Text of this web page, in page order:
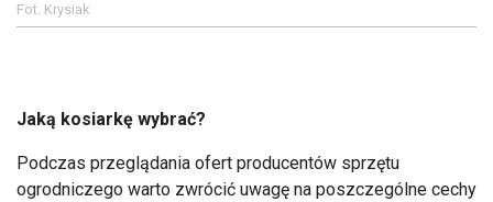
Fot. Krysiak
Jaką kosiarkę wybrać?
Podczas przeglądania ofert producentów sprzętu
ogrodniczego warto zwrócić uwagę na poszczególne cechy